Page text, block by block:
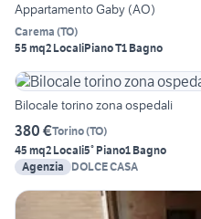
Appartamento Gaby (AO)
Carema (TO)
55 mq2 LocaliPiano T1 Bagno
Bilocale torino zona ospedali
380 €Torino(TO)
45 mq2 Locali5° Piano1 Bagno
Agenzia
DOLCE CASA